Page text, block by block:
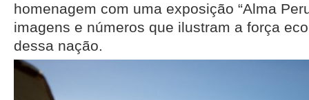
homenagem com uma exposição “Alma
imagens e números que ilustram a força
dessa nação.